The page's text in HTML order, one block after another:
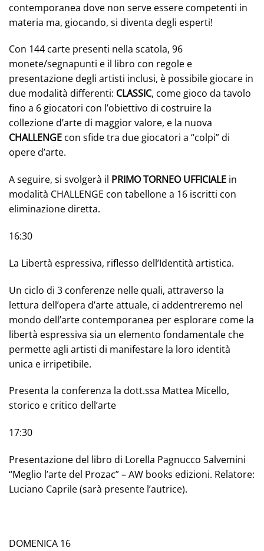
contemporanea dove non serve essere competenti in
materia ma, giocando, si diventa degli esperti!
Con 144 carte presenti nella scatola, 96
monete/segnapunti e il libro con regole e
presentazione degli artisti inclusi, è possibile giocare in
due modalità differenti: CLASSIC, come gioco da tavolo
fino a 6 giocatori con l’obiettivo di costruire la
collezione d’arte di maggior valore, e la nuova
CHALLENGE con sfide tra due giocatori a “colpi” di
opere d’arte.
A seguire, si svolgerà il PRIMO TORNEO UFFICIALE in
modalità CHALLENGE con tabellone a 16 iscritti con
eliminazione diretta.
16:30
La Libertà espressiva, riflesso dell’Identità artistica.
Un ciclo di 3 conferenze nelle quali, attraverso la
lettura dell’opera d’arte attuale, ci addentreremo nel
mondo dell’arte contemporanea per esplorare come la
libertà espressiva sia un elemento fondamentale che
permette agli artisti di manifestare la loro identità
unica e irripetibile.
Presenta la conferenza la dott.ssa Mattea Micello,
storico e critico dell’arte
17:30
Presentazione del libro di Lorella Pagnucco Salvemini
“Meglio l’arte del Prozac” – AW books edizioni. Relatore:
Luciano Caprile (sarà presente l’autrice).
DOMENICA 16